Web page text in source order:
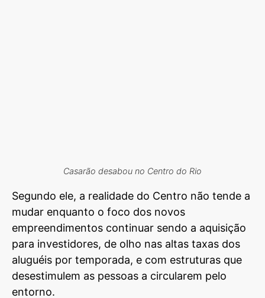
Casarão desabou no Centro do Rio
Segundo ele, a realidade do Centro não tende a
mudar enquanto o foco dos novos
empreendimentos continuar sendo a aquisição
para investidores, de olho nas altas taxas dos
aluguéis por temporada, e com estruturas que
desestimulem as pessoas a circularem pelo
entorno.